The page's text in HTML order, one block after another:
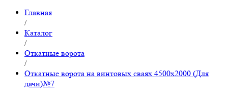
Главная
/
Каталог
/
Откатные ворота
/
Откатные ворота на винтовых сваях 4500x2000 (Для
дачи)№7